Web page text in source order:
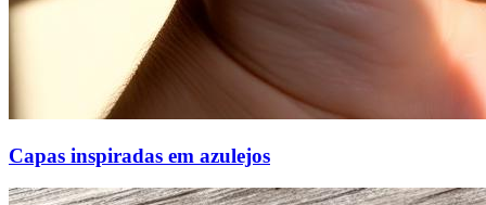
Capas inspiradas em azulejos